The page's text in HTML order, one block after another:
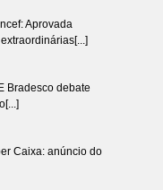
Aprovada
Bradesco debate
Caixa: anúncio do